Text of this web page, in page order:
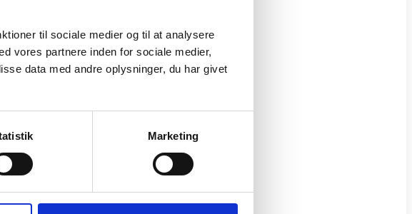
til sociale medier og til at analysere
vores partnere inden for sociale medier,
data med andre oplysninger, du har givet
Marketing